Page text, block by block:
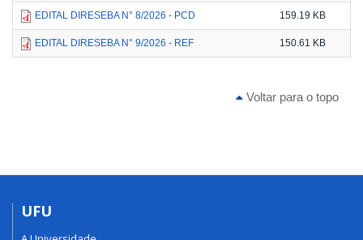
EDITAL DIRESEBA N° 8/2026 - PCD 159.19 KB
EDITAL DIRESEBA N° 9/2026 - REF 150.61 KB
Voltar para o topo
UFU